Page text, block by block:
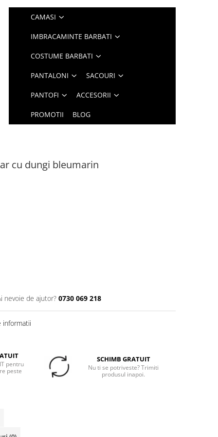
CAMASI
IMBRACAMINTE BARBATI
COSTUME BARBATI
PANTALONI SACOURI
PANTOFI ACCESORII
PROMOTII BLOG
cu dungi bleumarin
nevoie de ajutor? 0730 069 218
informatii
pentru
peste
SCHIMB GRATUIT
Nu ti se potriveste? Trimiti
produsul inapoi.